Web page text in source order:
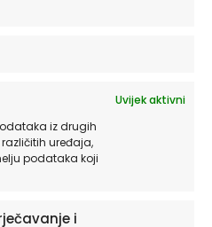
Uvijek aktivni
iz drugih
uređaja,
podataka koji
i